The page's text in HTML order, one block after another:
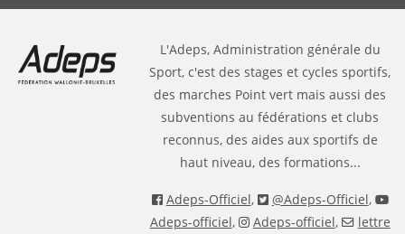
L'Adeps, Administration générale du
Sport, c'est des stages et cycles sportifs,
des marches Point vert mais aussi des
subventions au fédérations et clubs
reconnus, des aides aux sportifs de
haut niveau, des formations...
Adeps-Officiel, @Adeps-Officiel,
Adeps-officiel, Adeps-officiel,
lettre